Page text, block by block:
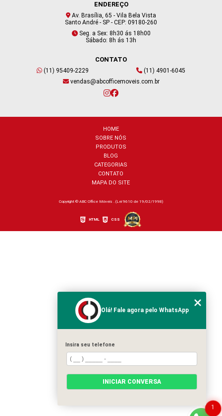
ENDEREÇO
Av. Brasília, 65 - Vila Bela Vista
Santo André - SP - CEP: 09180-260
Seg. a Sex: 8h30 ás 18h00
Sábado: 8h ás 13h
CONTATO
(11) 95409-2229
(11) 4901-6045
vendas@abcofficemoveis.com.br
HOME
SOBRE NÓS
PRODUTOS
BLOG
CATEGORIAS
CONTATO
MAPA DO SITE
Copyright © ABC Office Móveis . (Lei 9610 de 19/02/1998)
HTML CSS
1
Olá! Fale agora pelo WhatsApp
Insira seu telefone
INICIAR CONVERSA